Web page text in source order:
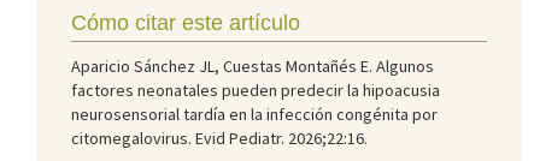
Cómo citar este artículo
Aparicio Sánchez JL, Cuestas Montañés E. Algunos
factores neonatales pueden predecir la hipoacusia
neurosensorial tardía en la infección congénita por
citomegalovirus. Evid Pediatr. 2026;22:16.